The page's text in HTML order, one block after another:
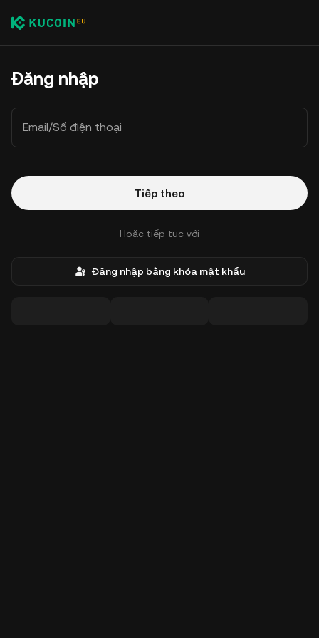
Đăng nhập
Email/Số điện thoại
Tiếp theo
Hoặc tiếp tục với
Đăng nhập bằng khóa mật khẩu